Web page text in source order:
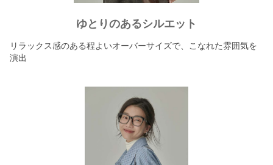
ゆとりのあるシルエット
リラックス感のある程よいオーバーサイズで、こなれた雰囲気を
演出